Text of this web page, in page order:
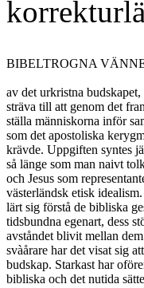
BIBELTROGNA
av det urkristna budskapet,
sträva till att genom det
ställa människorna inför
som det apostoliska
krävde. Uppgiften syntes
så länge som man naivt
och Jesus som
västerländsk etisk
lärt sig förstå de bibliska
tidsbundna egenart, dess
avståndet blivit mellan
svàårare har det visat sig
budskap. Starkast har
bibliska och det nutida